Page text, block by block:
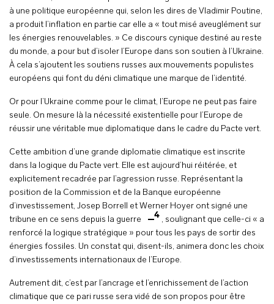
à une politique européenne qui, selon les dires de Vladimir Poutine,
a produit l’inflation en partie car elle a « tout misé aveuglément sur
les énergies renouvelables. » Ce discours cynique destiné au reste
du monde, a pour but d’isoler l’Europe dans son soutien à l’Ukraine.
À cela s’ajoutent les soutiens russes aux mouvements populistes
européens qui font du déni climatique une marque de l’identité.
Or pour l’Ukraine comme pour le climat, l’Europe ne peut pas faire
seule. On mesure là la nécessité existentielle pour l’Europe de
réussir une véritable mue diplomatique dans le cadre du Pacte vert.
Cette ambition d’une grande diplomatie climatique est inscrite
dans la logique du Pacte vert. Elle est aujourd’hui réitérée, et
explicitement recadrée par l’agression russe. Représentant la
position de la Commission et de la Banque européenne
d’investissement, Josep Borrell et Werner Hoyer ont signé une
tribune en ce sens depuis la guerre
4 , soulignant que celle-ci « a
renforcé la logique stratégique » pour tous les pays de sortir des
énergies fossiles. Un constat qui, disent-ils, animera donc les choix
d’investissements internationaux de l’Europe.
Autrement dit, c’est par l’ancrage et l’enrichissement de l’action
climatique que ce pari russe sera vidé de son propos pour être